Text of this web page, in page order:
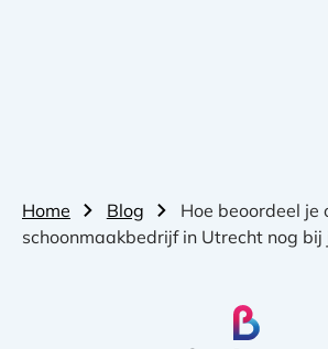
Home Blog
Hoe beoordeel je
schoonmaakbedrijf in Utrecht nog bij